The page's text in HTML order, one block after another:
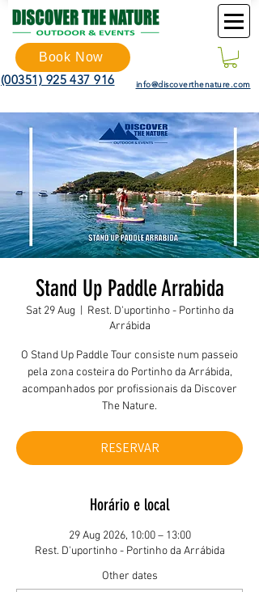
Book Now
(00351) 925 437 916 info@discoverthenature.com
Stand Up Paddle Arrabida
Sat 29 Aug
Rest. D'uportinho - Portinho da
Arrábida
O Stand Up Paddle Tour consiste num passeio
pela zona costeira do Portinho da Arrábida,
acompanhados por profissionais da Discover
The Nature.
RESERVAR
Horário e local
29 Aug 2026, 10:00 – 13:00
Rest. D'uportinho - Portinho da Arrábida
Other dates